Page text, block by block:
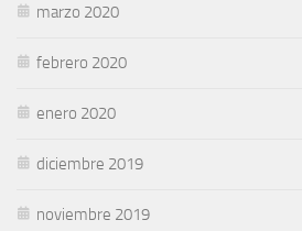
marzo 2020
febrero 2020
enero 2020
diciembre 2019
noviembre 2019